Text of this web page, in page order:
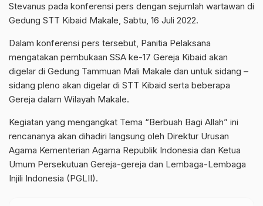
Stevanus pada konferensi pers dengan sejumlah wartawan di
Gedung STT Kibaid Makale, Sabtu, 16 Juli 2022.
Dalam konferensi pers tersebut, Panitia Pelaksana
mengatakan pembukaan SSA ke-17 Gereja Kibaid akan
digelar di Gedung Tammuan Mali Makale dan untuk sidang –
sidang pleno akan digelar di STT Kibaid serta beberapa
Gereja dalam Wilayah Makale.
Kegiatan yang mengangkat Tema “Berbuah Bagi Allah” ini
rencananya akan dihadiri langsung oleh Direktur Urusan
Agama Kementerian Agama Republik Indonesia dan Ketua
Umum Persekutuan Gereja-gereja dan Lembaga-Lembaga
Injili Indonesia (PGLII).